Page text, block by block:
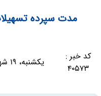
مدت سپرده
کد خبر :
۴۰۵۷۳
یکشنبه، ۱۹ شهریور ۱۳۹۶ - ۱۶:۲۵:۰۱